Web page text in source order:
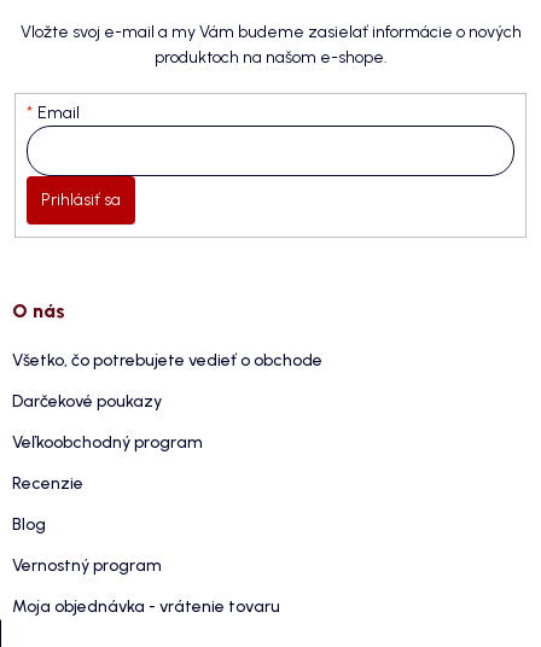
Vložte svoj e-mail a my Vám budeme zasielať informácie o nových
produktoch na našom e-shope.
Email
Prihlásiť sa
O nás
Všetko, čo potrebujete vedieť o obchode
Darčekové poukazy
Veľkoobchodný program
Recenzie
Blog
Vernostný program
Moja objednávka - vrátenie tovaru